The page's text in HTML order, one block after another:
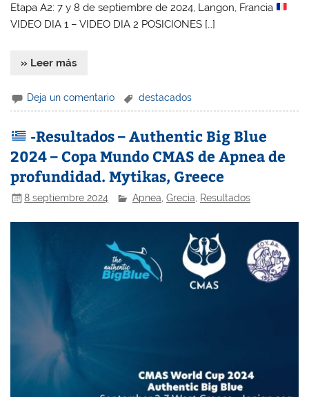
Etapa A2: 7 y 8 de septiembre de 2024, Langon, Francia
VIDEO DIA 1 – VIDEO DIA 2 POSICIONES […]
» Leer más
Deja un comentario destacados
-Resultados – Authentic Big Blue
2024 – Copa Mundo CMAS de Apnea de
profundidad. Mytikas, Greece
8 septiembre 2024 Apnea ,Grecia Resultados